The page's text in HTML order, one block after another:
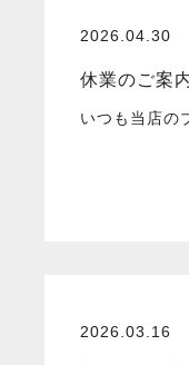
2026.04.30
休業のご案
いつも当店
2026.03.16